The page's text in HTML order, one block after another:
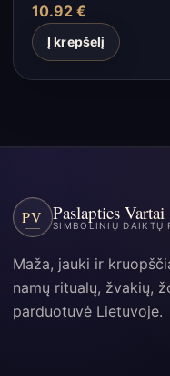
10.92 €
Į krepšelį
PV Paslapties Vartai
SIMBOLINIŲ DAIKTŲ
Maža, jauki ir
namų ritualų, žvakių,
parduotuvė Lietuvoje.